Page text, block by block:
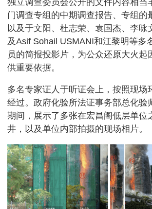
独立调查委员会公开的文件内容相当
门调查专组的中期调查报告、专组的
以及于文阳、杜志荣、袁国杰、李咏
及Asif Sohail USMANI和江黎明等多
员的简报投影片，为公众还原大火起
供重要依据。
多名专家证人于听证会上，按照现场
经过。政府化验所法证事务部总化验
期间，展示了多张在宏昌阁低层单位
井，以及单位内部拍摄的现场相片。